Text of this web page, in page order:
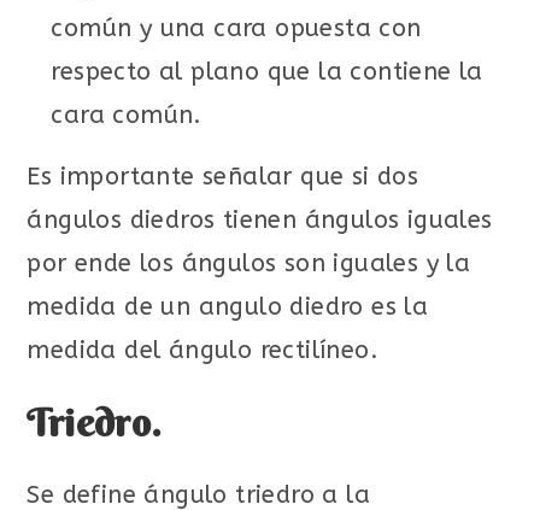
común y una cara opuesta con
respecto al plano que la contiene la
cara común.
Es importante señalar que si dos
ángulos diedros tienen ángulos iguales
por ende los ángulos son iguales y la
medida de un angulo diedro es la
medida del ángulo rectilíneo.
Triedro.
Se define ángulo triedro a la